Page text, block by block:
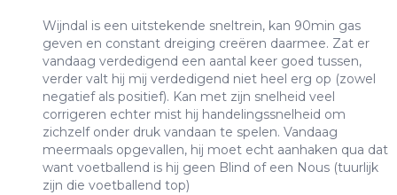
Wijndal is een uitstekende sneltrein, kan 90min gas
geven en constant dreiging creëren daarmee. Zat er
vandaag verdedigend een aantal keer goed tussen,
verder valt hij mij verdedigend niet heel erg op (zowel
negatief als positief). Kan met zijn snelheid veel
corrigeren echter mist hij handelingssnelheid om
zichzelf onder druk vandaan te spelen. Vandaag
meermaals opgevallen, hij moet echt aanhaken qua dat
want voetballend is hij geen Blind of een Nous (tuurlijk
zijn die voetballend top)